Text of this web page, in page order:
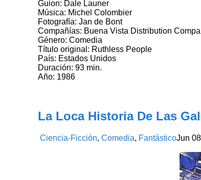
Guion: Dale Launer
Música: Michel Colombier
Fotografía: Jan de Bont
Compañías: Buena Vista Distribution
Género: Comedia
Título original: Ruthless People
País: Estados Unidos
Duración: 93 min.
Año: 1986
La Loca Historia De Las
Ciencia-Ficción,Comedia, FantásticoJun 08